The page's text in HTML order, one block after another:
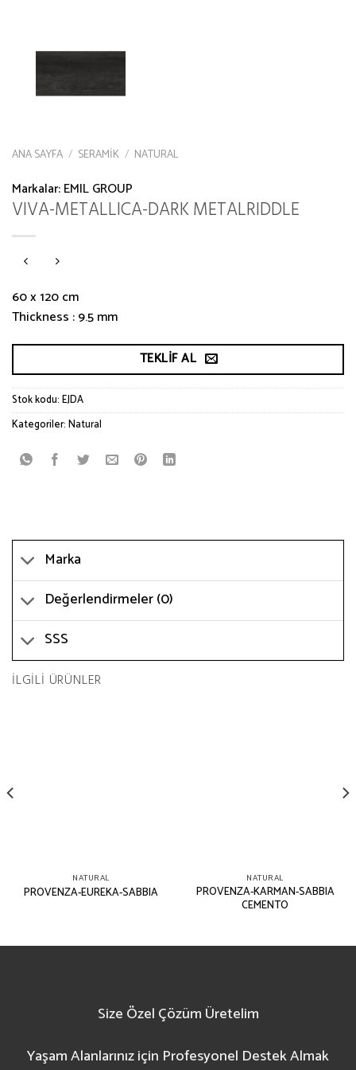
ANA SAYFA / SERAMIK / NATURAL
Markalar:EMIL GROUP
VIVA-METALLICA-DARK METALRIDDLE
60 x 120 cm
Thickness : 9.5 mm
TEKLIF AL
Stok kodu:EJDA
Kategoriler:Natural
Marka
Değerlendirmeler (0)
SSS
İLGILI ÜRÜNLER
NATURAL
PROVENZA-EUREKA-SABBIA
NATURAL
PROVENZA-KARMAN-SABBIA
CEMENTO
Size Özel Çözüm Üretelim
Yaşam Alanlarınız için Profesyonel Destek Almak